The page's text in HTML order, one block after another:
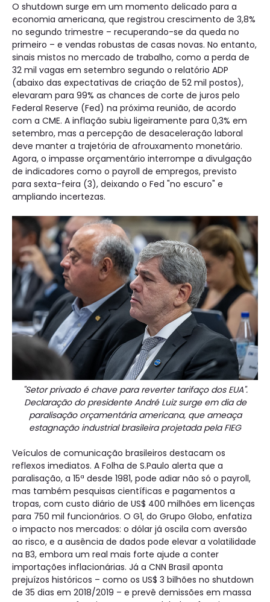
O shutdown surge em um momento delicado para a
economia americana, que registrou crescimento de 3,8%
no segundo trimestre – recuperando-se da queda no
primeiro – e vendas robustas de casas novas. No entanto,
sinais mistos no mercado de trabalho, como a perda de
32 mil vagas em setembro segundo o relatório ADP
(abaixo das expectativas de criação de 52 mil postos),
elevaram para 99% as chances de corte de juros pelo
Federal Reserve (Fed) na próxima reunião, de acordo
com a CME. A inflação subiu ligeiramente para 0,3% em
setembro, mas a percepção de desaceleração laboral
deve manter a trajetória de afrouxamento monetário.
Agora, o impasse orçamentário interrompe a divulgação
de indicadores como o payroll de empregos, previsto
para sexta-feira (3), deixando o Fed "no escuro" e
ampliando incertezas.
"Setor privado é chave para reverter tarifaço dos EUA".
Declaração do presidente André Luiz surge em dia de
paralisação orçamentária americana, que ameaça
estagnação industrial brasileira projetada pela FIEG
Veículos de comunicação brasileiros destacam os
reflexos imediatos. A Folha de S.Paulo alerta que a
paralisação, a 15ª desde 1981, pode adiar não só o payroll,
mas também pesquisas científicas e pagamentos a
tropas, com custo diário de US$ 400 milhões em licenças
para 750 mil funcionários. O G1, do Grupo Globo, enfatiza
o impacto nos mercados: o dólar já oscila com aversão
ao risco, e a ausência de dados pode elevar a volatilidade
na B3, embora um real mais forte ajude a conter
importações inflacionárias. Já a CNN Brasil aponta
prejuízos históricos – como os US$ 3 bilhões no shutdown
de 35 dias em 2018/2019 – e prevê demissões em massa